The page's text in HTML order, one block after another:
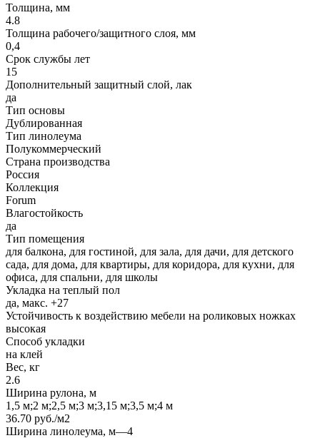
Толщина, мм
4.8
Толщина рабочего/защитного слоя, мм
0,4
Срок службы лет
15
Дополнительный защитный слой, лак
да
Тип основы
Дублированная
Тип линолеума
Полукоммерческий
Страна производства
Россия
Коллекция
Forum
Влагостойкость
да
Тип помещения
для балкона, для гостиной, для зала, для дачи, для детского
сада, для дома, для квартиры, для коридора, для кухни, для
офиса, для спальни, для школы
Укладка на теплый пол
да, макс. +27
Устойчивость к воздействию мебели на роликовых ножках
высокая
Способ укладки
на клей
Вес, кг
2.6
Ширина рулона, м
1,5 м;2 м;2,5 м;3 м;3,15 м;3,5 м;4 м
36.70 руб./м2
Ширина линолеума, м—4